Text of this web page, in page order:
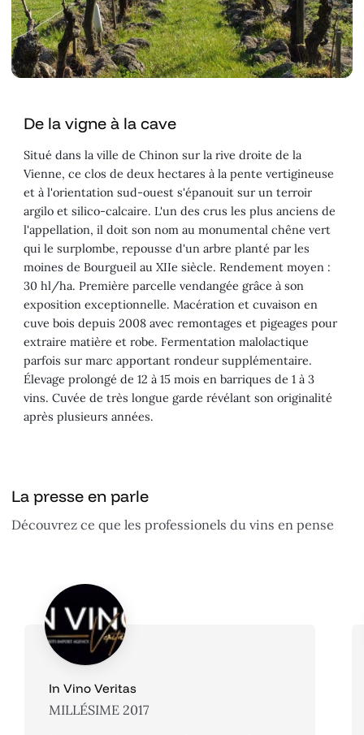
De la vigne à la cave
Situé dans la ville de Chinon sur la rive droite de la
Vienne, ce clos de deux hectares à la pente vertigineuse
et à l'orientation sud-ouest s'épanouit sur un terroir
argilo et silico-calcaire. L'un des crus les plus anciens de
l'appellation, il doit son nom au monumental chêne vert
qui le surplombe, repousse d'un arbre planté par les
moines de Bourgueil au XIIe siècle. Rendement moyen :
30 hl/ha. Première parcelle vendangée grâce à son
exposition exceptionnelle. Macération et cuvaison en
cuve bois depuis 2008 avec remontages et pigeages pour
extraire matière et robe. Fermentation malolactique
parfois sur marc apportant rondeur supplémentaire.
Élevage prolongé de 12 à 15 mois en barriques de 1 à 3
vins. Cuvée de très longue garde révélant son originalité
après plusieurs années.
La presse en parle
Découvrez ce que les professionels du vins en pense
In Vino Veritas
MILLÉSIME 2017